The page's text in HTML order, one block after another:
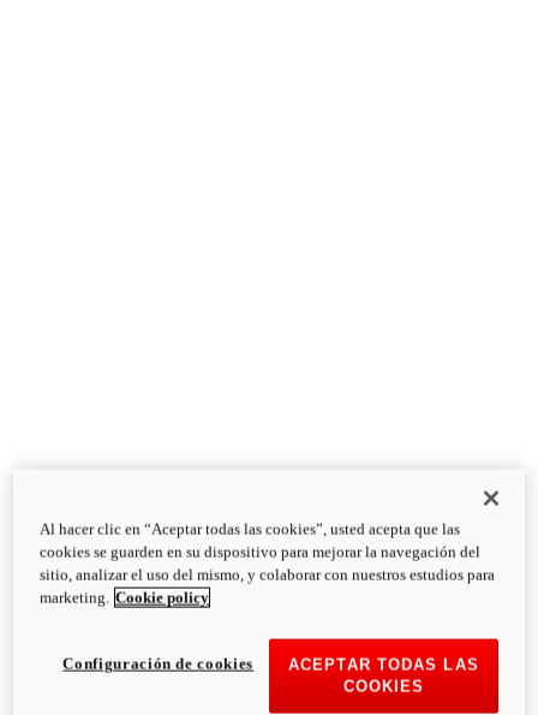
Diavel
V4
Diavel V4
126 NmTorque
223 kg
PESO HÚMEDO SIN
Al hacer clic en “Aceptar todas las cookies”, usted acepta que las
cookies se guarden en su dispositivo para mejorar la navegación del
sitio, analizar el uso del mismo, y colaborar con nuestros estudios para
marketing. Cookie policy
ACEPTAR TODAS LAS
COOKIES
Configuración de cookies